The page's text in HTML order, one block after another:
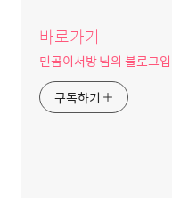
바로가기
민곰이서방 님의 블로그
구독하기